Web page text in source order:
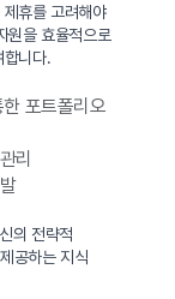
휴를 고려해야
원을 효율적으로
합니다.
포트폴리오
리
의 전략적
공하는 지식